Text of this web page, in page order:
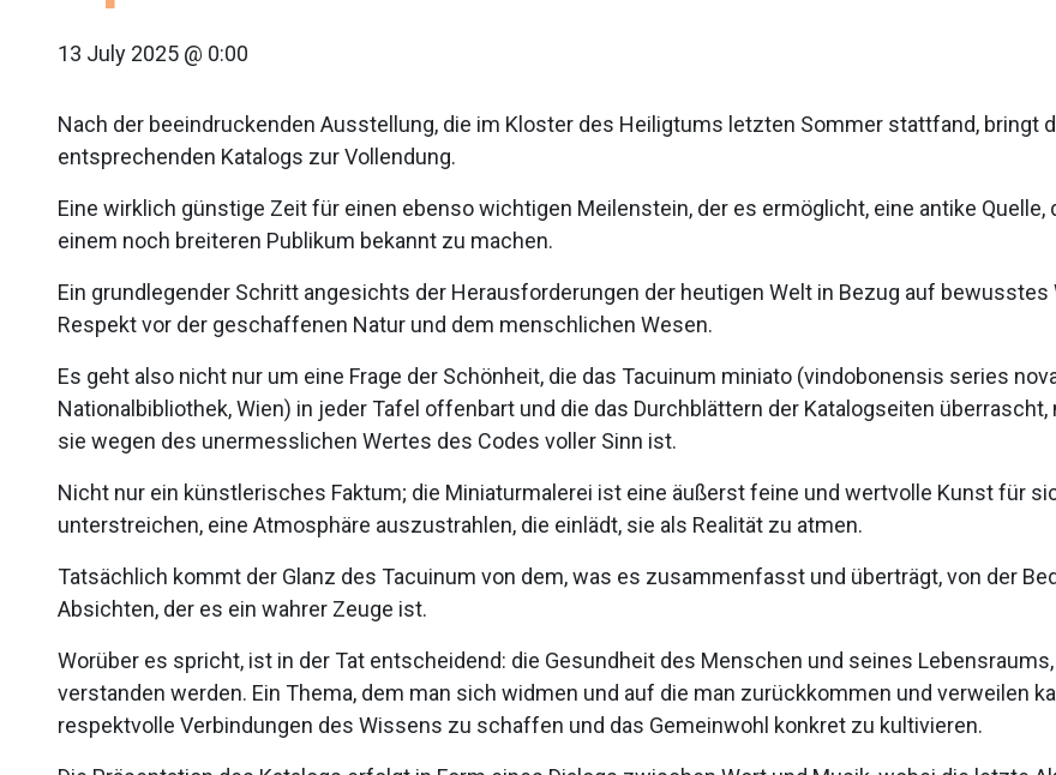
13 July 2025 @ 0:00
Nach der beeindruckenden Ausstellung, die im Kloster des Heiligtums letzten Sommer stattfand, bringt
entsprechenden Katalogs zur Vollendung.
Eine wirklich günstige Zeit für einen ebenso wichtigen Meilenstein, der es ermöglicht, eine antike
einem noch breiteren Publikum bekannt zu machen.
Ein grundlegender Schritt angesichts der Herausforderungen der heutigen Welt in Bezug auf
Respekt vor der geschaffenen Natur und dem menschlichen Wesen.
Es geht also nicht nur um eine Frage der Schönheit, die das Tacuinum miniato (vindobonensis series
Nationalbibliothek, Wien) in jeder Tafel offenbart und die das Durchblättern der Katalogseiten
sie wegen des unermesslichen Wertes des Codes voller Sinn ist.
Nicht nur ein künstlerisches Faktum; die Miniaturmalerei ist eine äußerst feine und wertvolle Kunst für
unterstreichen, eine Atmosphäre auszustrahlen, die einlädt, sie als Realität zu atmen.
Tatsächlich kommt der Glanz des Tacuinum von dem, was es zusammenfasst und überträgt, von der
Absichten, der es ein wahrer Zeuge ist.
Worüber es spricht, ist in der Tat entscheidend: die Gesundheit des Menschen und seines
verstanden werden. Ein Thema, dem man sich widmen und auf die man zurückkommen und verweilen
respektvolle Verbindungen des Wissens zu schaffen und das Gemeinwohl konkret zu kultivieren.